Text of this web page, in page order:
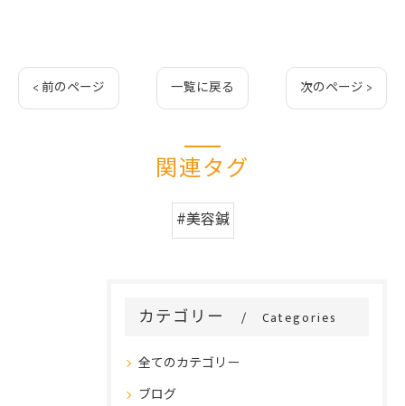
< 前のページ 一覧に戻る 次のページ >
関連タグ
#美容鍼
カテゴリー Categories
全てのカテゴリー
ブログ